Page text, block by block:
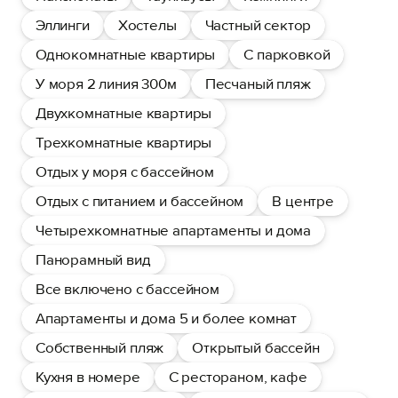
Эллинги
Хостелы
Частный сектор
Однокомнатные квартиры
С парковкой
У моря 2 линия 300м
Песчаный пляж
Двухкомнатные квартиры
Трехкомнатные квартиры
Отдых у моря с бассейном
Отдых с питанием и бассейном
В центре
Четырехкомнатные апартаменты и дома
Панорамный вид
Все включено с бассейном
Апартаменты и дома 5 и более комнат
Собственный пляж
Открытый бассейн
Кухня в номере
С рестораном, кафе